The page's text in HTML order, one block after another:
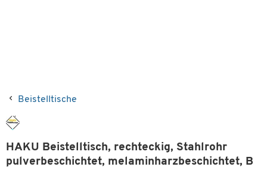
Beistelltische
HAKU Beistelltisch, rechteckig, Stahlrohr
pulverbeschichtet, melaminharzbeschichtet, B